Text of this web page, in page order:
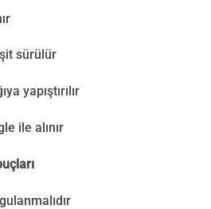
sürülür
yapıştırılır
ile alınır